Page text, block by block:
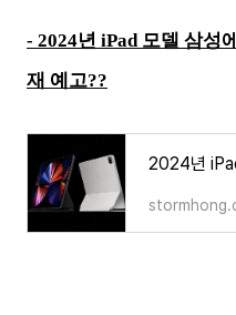
- 2024년 iPad 모델 삼성
재 예고??